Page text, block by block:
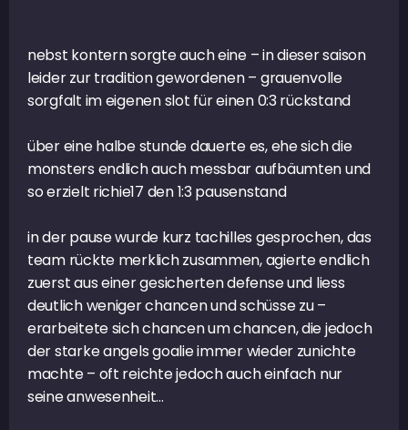
nebst kontern sorgte auch eine – in dieser saison
leider zur tradition gewordenen – grauenvolle
sorgfalt im eigenen slot für einen 0:3 rückstand
über eine halbe stunde dauerte es, ehe sich die
monsters endlich auch messbar aufbäumten und
so erzielt richie17 den 1:3 pausenstand
in der pause wurde kurz tachilles gesprochen, das
team rückte merklich zusammen, agierte endlich
zuerst aus einer gesicherten defense und liess
deutlich weniger chancen und schüsse zu –
erarbeitete sich chancen um chancen, die jedoch
der starke angels goalie immer wieder zunichte
machte – oft reichte jedoch auch einfach nur
seine anwesenheit…